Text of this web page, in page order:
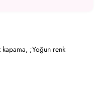
;Yoğun renk